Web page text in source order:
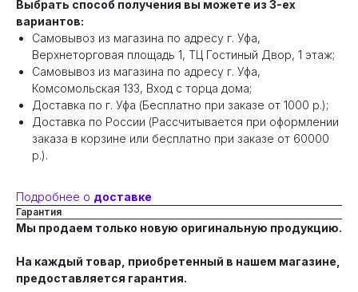
Выбрать способ получения вы можете из 3-ех
вариантов:
Самовывоз из магазина по адресу г. Уфа,
Верхнеторговая площадь 1, ТЦ Гостиный Двор, 1 этаж;
Самовывоз из магазина по адресу г. Уфа,
Комсомольская 133, Вход с торца дома;
Доставка по г. Уфа (Бесплатно при заказе от 1000 р.);
Доставка по России (Рассчитывается при оформлении
заказа в корзине или бесплатно при заказе от 60000
р.).
Подробнее о доставке
Гарантия
Мы продаем только новую оригинальную продукцию.
На каждый товар, приобретенный в нашем магазине,
предоставляется гарантия.